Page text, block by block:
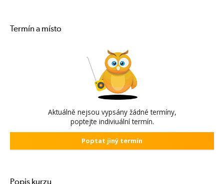
Termín a místo
Aktuálně nejsou vypsány žádné termíny,
poptejte indiviuální termín.
Poptat jiný termín
Popis kurzu